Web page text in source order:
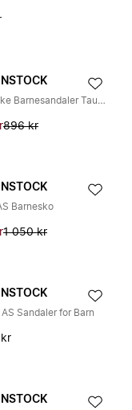
Klassiske Barnesandaler Taupe
896 kr
Barnesko
1 050 kr
Sandaler for Barn